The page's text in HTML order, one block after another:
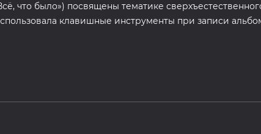
что было») посвящены тематике
клавишные инструменты при записи